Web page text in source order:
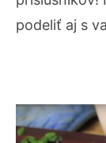
podeliť aj s